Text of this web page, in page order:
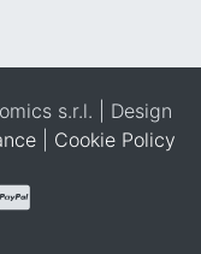
s.r.l. | Design
Cookie Policy